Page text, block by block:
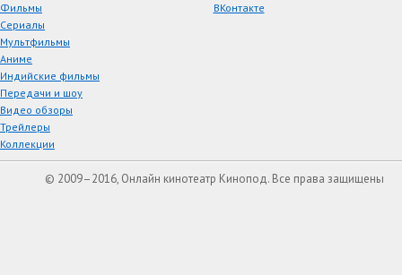
Фильмы
Сериалы
Мультфильмы
Аниме
Индийские фильмы
Передачи и шоу
Видео обзоры
Трейлеры
Коллекции
ВКонтакте
© 2009–2016, Онлайн кинотеатр Кинопод. Все права защищены